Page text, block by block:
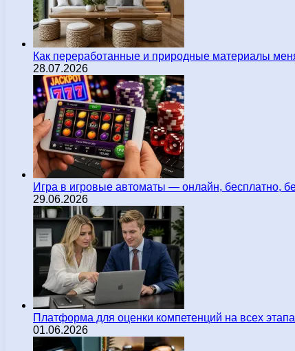
Как переработанные и природные материалы
28.07.2026
Игра в игровые автоматы — онлайн, бесплатно,
29.06.2026
Платформа для оценки компетенций на всех
01.06.2026